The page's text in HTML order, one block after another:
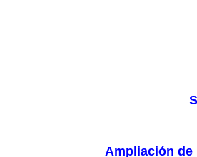
Ampliación de